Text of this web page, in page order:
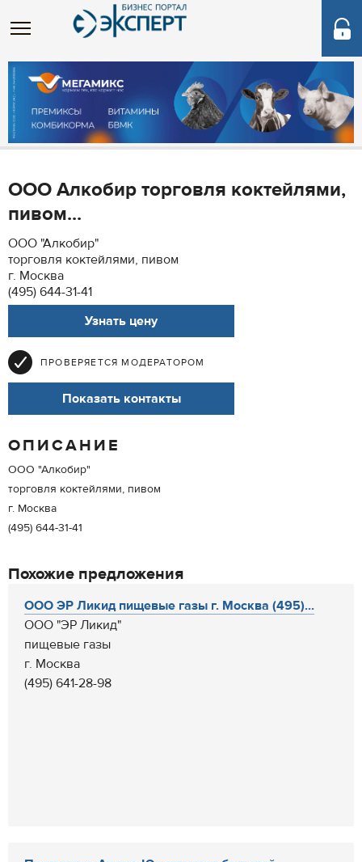
ООО Алкобир торговля коктейлями,
пивом...
ООО "Алкобир"
торговля коктейлями, пивом
г. Москва
(495) 644-31-41
Узнать цену
ПРОВЕРЯЕТСЯ МОДЕРАТОРОМ
Показать контакты
ОПИСАНИЕ
ООО "Алкобир"
торговля коктейлями, пивом
г. Москва
(495) 644-31-41
Похожие предложения
ООО ЭР Ликид пищевые газы г. Москва (495)...
ООО "ЭР Ликид"
пищевые газы
г. Москва
(495) 641-28-98